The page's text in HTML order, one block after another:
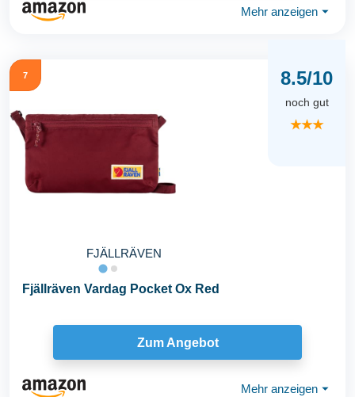
Mehr anzeigen ⏷
7
FJÄLLRÄVEN
8.5/10
noch gut
★★★
Fjällräven Vardag Pocket Ox Red
Zum Angebot
Mehr anzeigen ⏷